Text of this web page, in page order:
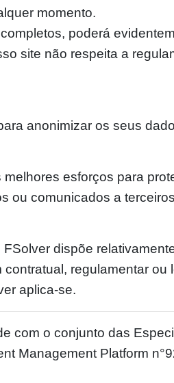
momento.
poderá
site não respeita a
anonimizar os seus
esforços para
ou comunicados a
dispõe
regulamentar
aplica-se.
com o conjunto das
Management Platform